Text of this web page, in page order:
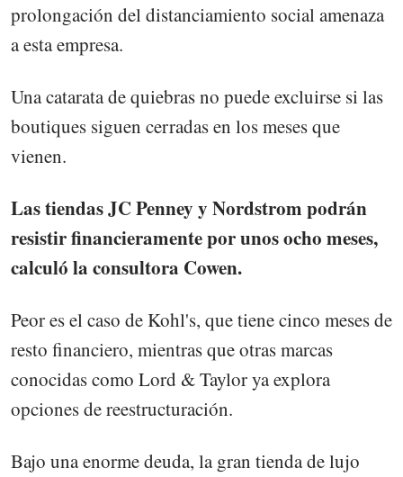
prolongación del distanciamiento social amenaza
a esta empresa.
Una catarata de quiebras no puede excluirse si las
boutiques siguen cerradas en los meses que
vienen.
Las tiendas JC Penney y Nordstrom podrán
resistir financieramente por unos ocho meses,
calculó la consultora Cowen.
Peor es el caso de Kohl's, que tiene cinco meses de
resto financiero, mientras que otras marcas
conocidas como Lord & Taylor ya explora
opciones de reestructuración.
Bajo una enorme deuda, la gran tienda de lujo